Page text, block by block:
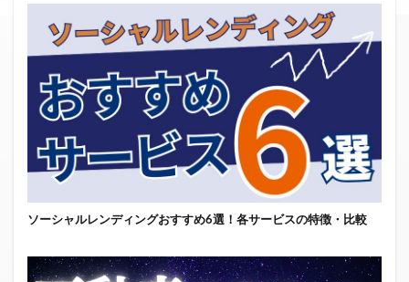
ソーシャルレンディングおすすめ6選！各サービスの特徴・比較